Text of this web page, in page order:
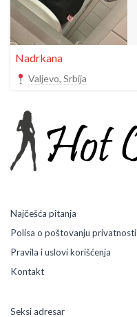
Nadrkana
Valjevo, Srbija
Najčešća pitanja
Polisa o poštovanju privatnosti
Pravila i uslovi korišćenja
Kontakt
Seksi adresar